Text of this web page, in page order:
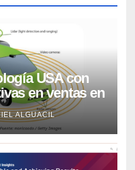
USA con
en ventas en
según
ALGUACIL